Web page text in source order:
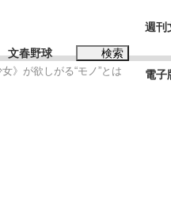
文春野球 検索
週刊
電子
》が欲しがる“モノ”とは